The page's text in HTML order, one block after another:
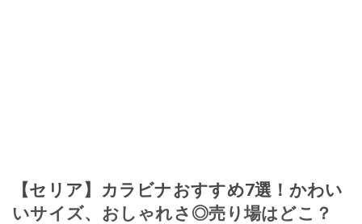
【セリア】カラビナおすすめ7選！かわい
いサイズ、おしゃれさ◎売り場はどこ？